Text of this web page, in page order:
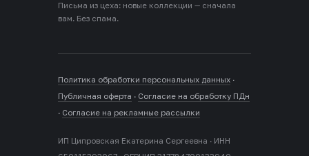
Письма из цеха: новые коллекции — сначала
вам. Без спама.
Политика обработки персональных данных ·
Публичная оферта · Согласие на обработку ПДн
· Согласие на рекламные рассылки
ИП Ципровская Екатерина Сергеевна · ИНН